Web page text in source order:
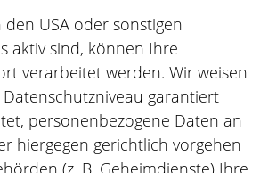
USA oder sonstigen
aktiv sind, können Ihre
verarbeitet werden. Wir weisen
garantiert
personenbezogene Daten an
hiergegen gerichtlich vorgehen
(z. B. Geheimdienste) Ihre